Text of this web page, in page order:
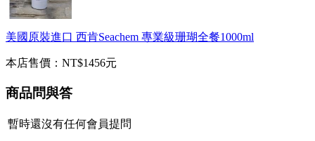
美國原裝進口 西肯Seachem 專業級珊瑚全餐1000ml
本店售價： NT$1456元
商品問與答
暫時還沒有任何會員提問